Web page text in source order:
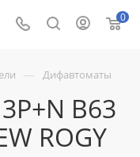
0
— Дифавтоматы
B63
ROGY